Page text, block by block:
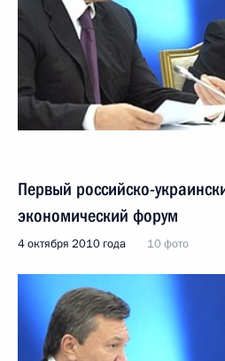
Первый российско-
экономический форум
4 октября 2010 года 10 фото